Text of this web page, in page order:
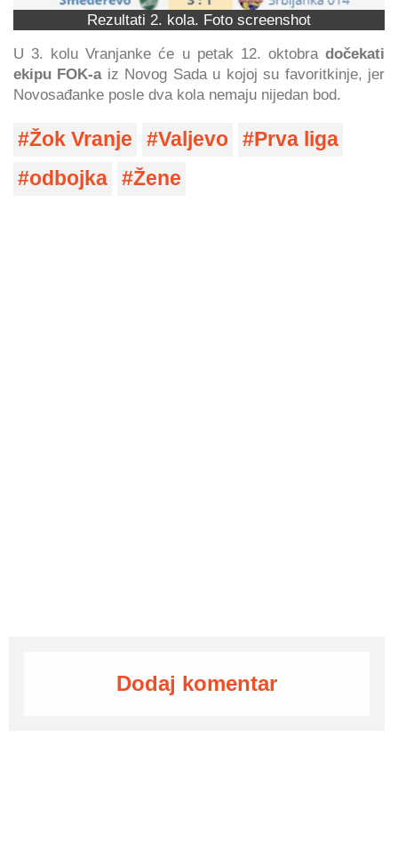
Rezultati 2. kola. Foto screenshot
U 3. kolu Vranjanke će u petak 12. oktobra dočekati
ekipu FOK-aiz Novog Sada u kojoj su favoritkinje, jer
Novosađanke posle dva kola nemaju nijedan bod.
Žok Vranje Valjevo
Prva liga
odbojka
Žene
Dodaj komentar